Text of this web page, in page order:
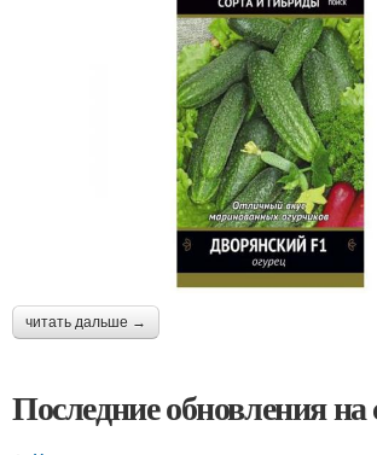
читать дальше →
Последние обновления на